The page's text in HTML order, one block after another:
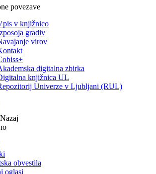
povezave
v knjižnico
gradiv
virov
digitalna zbirka
knjižnica UL
Univerze v Ljubljani (RUL)
Nazaj
obvestila
oglasi